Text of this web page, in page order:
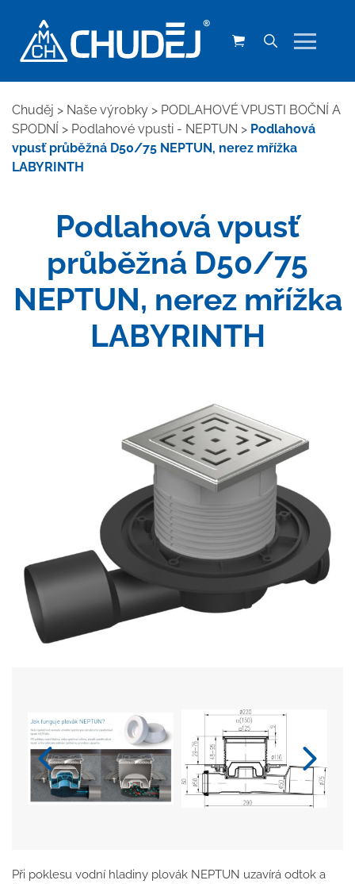
Chuděj > Naše výrobky > PODLAHOVÉ VPUSTI BOČNÍ A
SPODNÍ > Podlahové vpusti - NEPTUN > Podlahová
vpusť průběžná D50/75 NEPTUN, nerez mřížka
LABYRINTH
Podlahová vpusť
průběžná D50/75
NEPTUN, nerez mřížka
LABYRINTH
Při poklesu vodní hladiny plovák NEPTUN uzavírá odtok a